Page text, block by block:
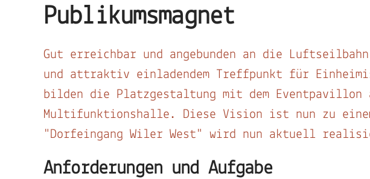
Publikumsmagnet
Gut erreichbar und angebunden an die
und attraktiv einladendem Treffpunkt für
bilden die Platzgestaltung mit dem
Multifunktionshalle. Diese Vision ist nun zu
"Dorfeingang Wiler West" wird nun aktuell
Anforderungen und Aufgabe